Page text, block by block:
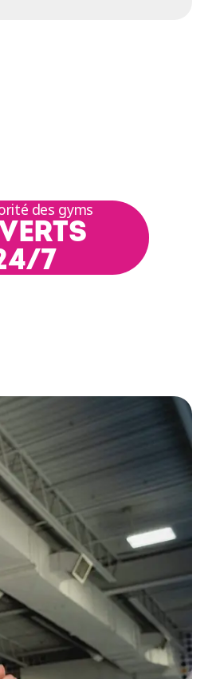
des gyms
7